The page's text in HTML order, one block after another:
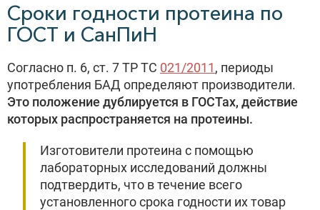
Сроки годности протеина по
ГОСТ и СанПиН
Согласно п. 6, ст. 7 ТР ТС 021/2011, периоды
употребления БАД определяют производители.
Это положение дублируется в ГОСТах, действие
которых распространяется на протеины.
Изготовители протеина с помощью
лабораторных исследований должны
подтвердить, что в течение всего
установленного срока годности их товар